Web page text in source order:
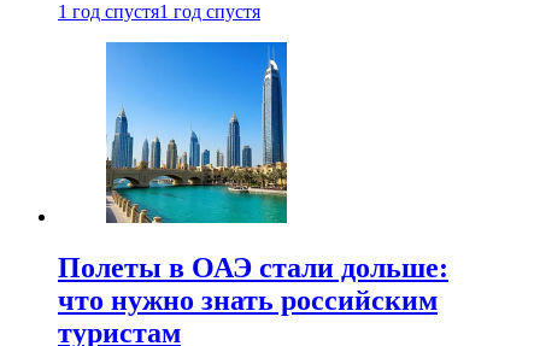
1 год спустя1 год спустя
Полеты в ОАЭ стали дольше:
что нужно знать российским
туристам